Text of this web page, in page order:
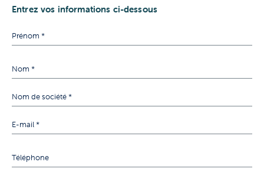
Entrez vos informations ci-dessous